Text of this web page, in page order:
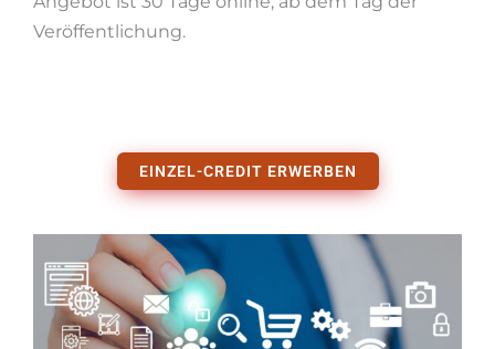
Veröffentlichung.
EINZEL-CREDIT ERWERBEN